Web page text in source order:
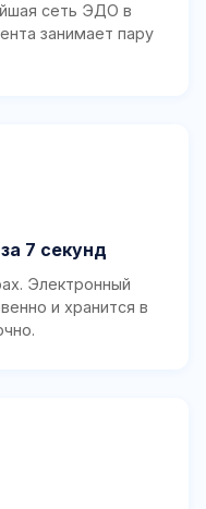
сеть ЭДО в
занимает пару
7 секунд
Электронный
и хранится в